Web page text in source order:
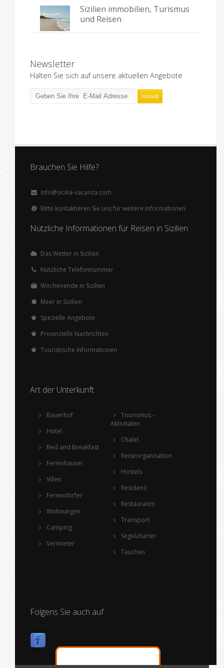
Sizilien immobilien, Turismus
und Reisen
Newsletter
Halten Sie sich auf unsere aktuellen Angebote
Brauchen Sie Hilfe?
info@sicilia-vacanza.com
Bitte kontaktieren Sie uns für weitere Informationen
Nützliche Informationen für Reisen in Sizilien
Das Wetter in Sizilien
Nützliche Telefonnummer
Wochenende in Sizilien
Meer in Sizilien
Spezielle Angebote
Provinzielle Nachrichten
Touristische Informationen
Art der Unterkunft
Bauerhof
Hotel
Bed and Breakfast
Ferienhäuser
Villen
Feriendörfer
Wohnungen
Camping
Vermieter
Tourismus -
Aktivitäten
Chalet
Reiseorganisation
Hostels
Residenz
Restaurants
Transport
Segelcharter
Tauchen
Folgens Sie auch auf